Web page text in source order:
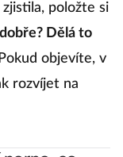
položte si
Dělá to
Pokud objevíte, v
rozvíjet na